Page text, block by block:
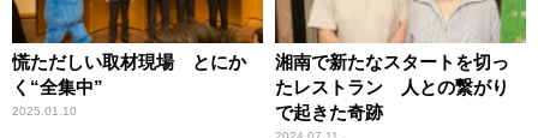
慌ただしい取材現場 とにか
く“全集中”
2025.01.10
湘南で新たなスタートを切っ
たレストラン 人との繋がり
で起きた奇跡